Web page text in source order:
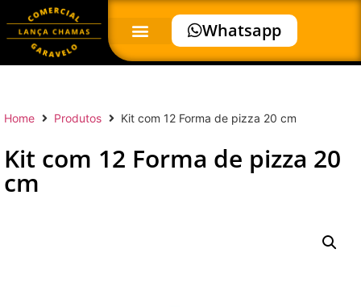
Whatsapp
Home Produtos Kit com 12 Forma de pizza 20 cm
Kit com 12 Forma de pizza 20
cm